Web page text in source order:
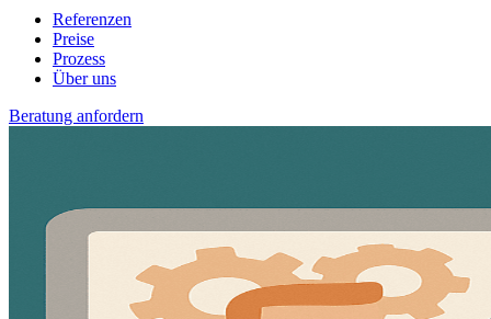
Referenzen
Preise
Prozess
Über uns
Beratung anfordern